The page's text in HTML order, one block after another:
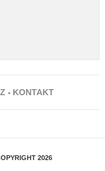
- KONTAKT
2026